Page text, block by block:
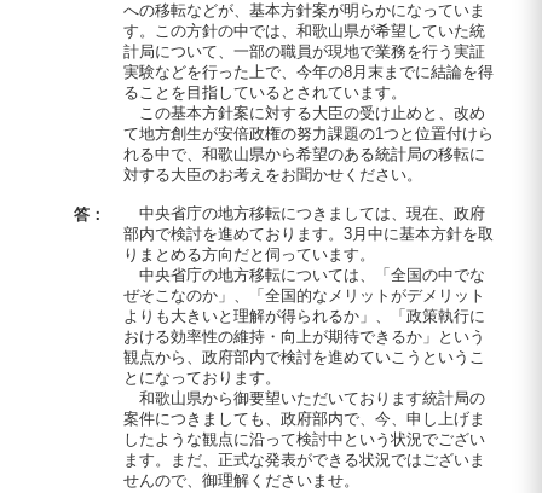
への移転などが、基本方針案が明らかになっていま
す。この方針の中では、和歌山県が希望していた統
計局について、一部の職員が現地で業務を行う実証
実験などを行った上で、今年の8月末までに結論を得
ることを目指しているとされています。
この基本方針案に対する大臣の受け止めと、改め
て地方創生が安倍政権の努力課題の1つと位置付けら
れる中で、和歌山県から希望のある統計局の移転に
対する大臣のお考えをお聞かせください。
答：
中央省庁の地方移転につきましては、現在、政府
部内で検討を進めております。3月中に基本方針を取
りまとめる方向だと伺っています。
中央省庁の地方移転については、「全国の中でな
ぜそこなのか」、「全国的なメリットがデメリット
よりも大きいと理解が得られるか」、「政策執行に
おける効率性の維持・向上が期待できるか」という
観点から、政府部内で検討を進めていこうというこ
とになっております。
和歌山県から御要望いただいております統計局の
案件につきましても、政府部内で、今、申し上げま
したような観点に沿って検討中という状況でござい
ます。まだ、正式な発表ができる状況ではございま
せんので、御理解くださいませ。